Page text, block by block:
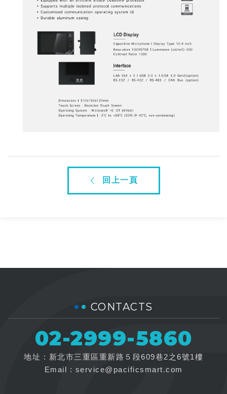
回上一頁
CONTACTS
02-2999-5860
地址 : 新北市三重區重新路５段609巷2之6號1樓
Email : service@pacificsmart.com